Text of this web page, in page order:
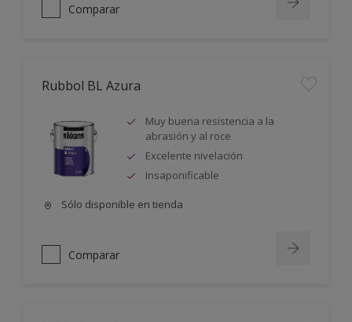
Comparar
Rubbol BL Azura
Muy buena resistencia a la
abrasión y al roce
Excelente nivelación
Insaponificable
Sólo disponible en tienda
Comparar